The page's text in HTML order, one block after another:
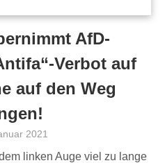
AfD-
Verbot auf
auf den Weg
2021
linken Auge viel zu lange